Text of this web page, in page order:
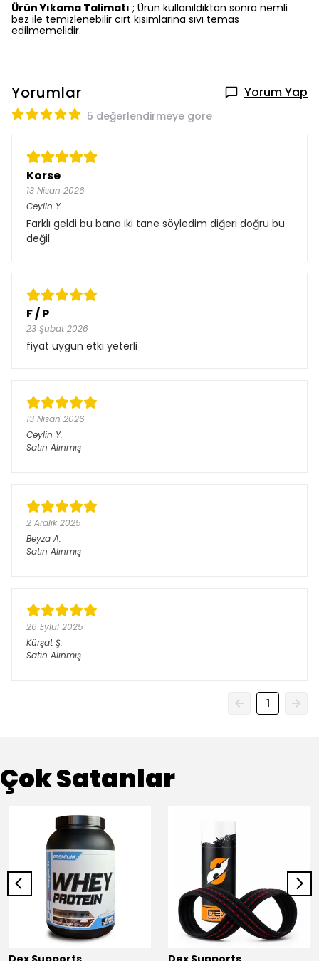
Ürün Yıkama Talimatı ; Ürün kullanıldıktan sonra nemli
bez ile temizlenebilir cırt kısımlarına sıvı temas
edilmemelidir.
Yorumlar Yorum Yap
5 değerlendirmeye göre
Korse
13 Nisan 2026
Ceylin Y.
Farklı geldi bu bana iki tane söyledim diğeri doğru bu
değil
F / P
23 Şubat 2026
fiyat uygun etki yeterli
13 Nisan 2026
Ceylin Y.
Satın Alınmış
2 Aralık 2025
Beyza A.
Satın Alınmış
26 Eylül 2025
Kürşat Ş.
Satın Alınmış
1
Çok Satanlar